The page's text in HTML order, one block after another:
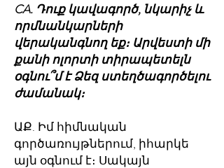
CA. Դուք կավագործ, նկարիչ և
որմնանկարների
վերականգնող եք։ Արվեստի մի
քանի ոլորտի տիրապետելն
օգնու՞մ է Ձեզ ստեղծագործելու
ժամանակ։
ԱՔ. Իմ հիմնական
գործառույթներում, իհարկե
այն օգնում է։ Սակայն